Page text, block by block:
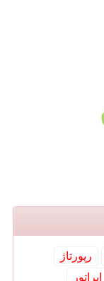
رپورتاژ
اپراتور